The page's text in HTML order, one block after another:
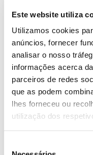
Este website utiliza
Utilizamos cookies
anúncios, fornecer
analisar o nosso
informações acerca
parceiros de redes
que as podem
lhes forneceu ou
utilização dos
Nacional– IFN4,
2010.
Com um
172 espécies
IFN4 revela que as
parcelas de campo
frequência:
pinheiro-bravo (
(Pinus halepensis),
negral (Pinus nigra),